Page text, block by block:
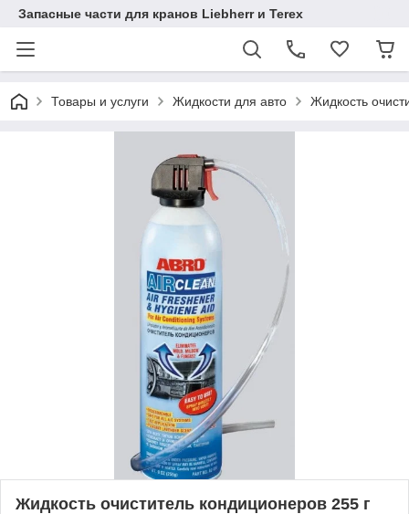
Запасные части для кранов Liebherr и Terex
Товары и услуги Жидкости для авто Жидкость
Жидкость очиститель кондиционеров 255 г